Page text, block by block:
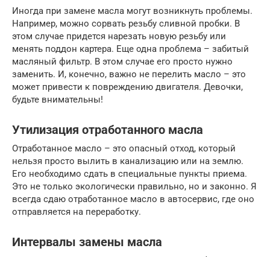
Иногда при замене масла могут возникнуть проблемы.
Например, можно сорвать резьбу сливной пробки. В
этом случае придется нарезать новую резьбу или
менять поддон картера. Еще одна проблема – забитый
масляный фильтр. В этом случае его просто нужно
заменить. И, конечно, важно не перелить масло – это
может привести к повреждению двигателя. Девочки,
будьте внимательны!
Утилизация отработанного масла
Отработанное масло – это опасный отход, который
нельзя просто вылить в канализацию или на землю.
Его необходимо сдать в специальные пункты приема.
Это не только экологически правильно, но и законно. Я
всегда сдаю отработанное масло в автосервис, где оно
отправляется на переработку.
Интервалы замены масла